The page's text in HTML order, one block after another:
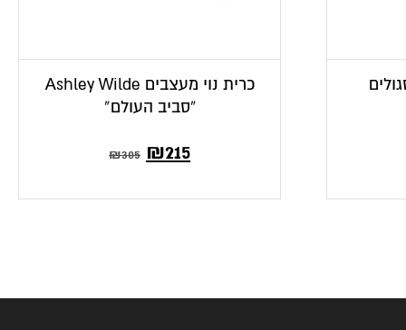
כרית נוי מעצבים Ashley Wilde
“סביב העולם”
₪305 ₪215